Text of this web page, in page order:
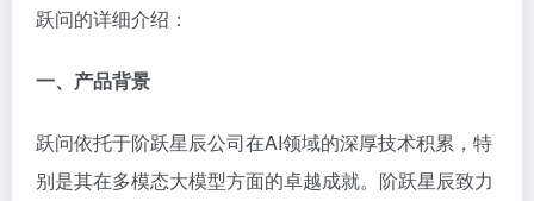
跃问的详细介绍：
一、产品背景
跃问依托于阶跃星辰公司在AI领域的深厚技术积累，特
别是其在多模态大模型方面的卓越成就。阶跃星辰致力